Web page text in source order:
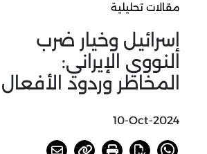
مقالات تحليلية
إسرائيل وخيار ضرب
النووي الإيراني:
المخاطر وردود الأفعال
10-Oct-2024
السودان